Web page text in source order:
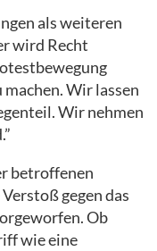
als weiteren
wird Recht
machen. Wir lassen
Wir nehmen
betroffenen
gegen das
Ob
wie eine